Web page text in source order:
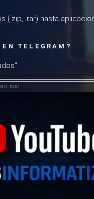
(.zip, .rar) hasta
TELEGRAM?
"Enviar".
completamente
están disponibles